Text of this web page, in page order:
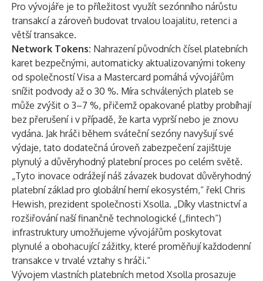
Pro vývojáře je to příležitost využít sezónního nárůstu
transakcí a zároveň budovat trvalou loajalitu, retenci a
větší transakce.
Network Tokens: Nahrazení původních čísel platebních
karet bezpečnými, automaticky aktualizovanými tokeny
od společností Visa a Mastercard pomáhá vývojářům
snížit podvody až o 30 %. Míra schválených plateb se
může zvýšit o 3–7 %, přičemž opakované platby probíhají
bez přerušení i v případě, že karta vyprší nebo je znovu
vydána. Jak hráči během sváteční sezóny navyšují své
výdaje, tato dodatečná úroveň zabezpečení zajišťuje
plynulý a důvěryhodný platební proces po celém světě.
„Tyto inovace odrážejí náš závazek budovat důvěryhodný
platební základ pro globální herní ekosystém,“ řekl Chris
Hewish, prezident společnosti Xsolla. „Díky vlastnictví a
rozšiřování naší finančně technologické („fintech“)
infrastruktury umožňujeme vývojářům poskytovat
plynulé a obohacující zážitky, které proměňují každodenní
transakce v trvalé vztahy s hráči.“
Vývojem vlastních platebních metod Xsolla prosazuje